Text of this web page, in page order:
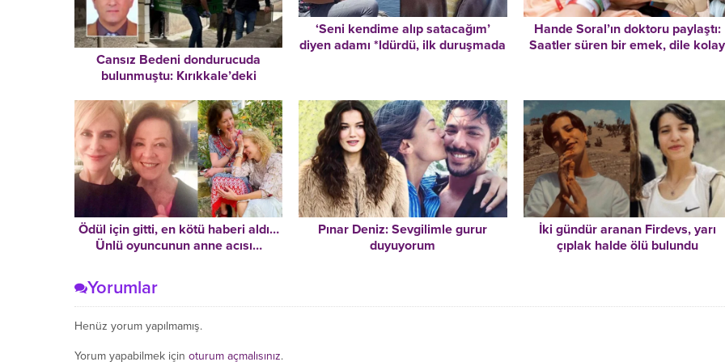
Cansız Bedeni dondurucuda
bulunmuştu: Kırıkkale’deki
‘Seni kendime alıp satacağım’
diyen adamı *ldürdü, ilk duruşmada
Hande Soral’ın doktoru paylaştı:
Saatler süren bir emek, dile kolay
Ödül için gitti, en kötü haberi aldı…
Ünlü oyuncunun anne acısı…
Pınar Deniz: Sevgilimle gurur
duyuyorum
İki gündür aranan Firdevs, yarı
çıplak halde ölü bulundu
Yorumlar
Henüz yorum yapılmamış.
Yorum yapabilmek için oturum açmalısınız.